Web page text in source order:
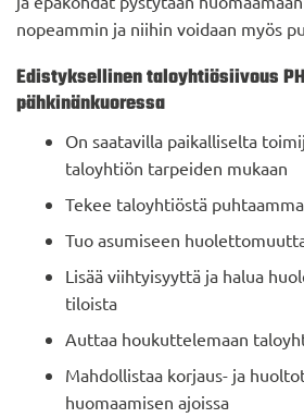
nopeammin ja niihin voidaan myös
Edistyksellinen taloyhtiösiivous
pähkinänkuoressa
On saatavilla paikalliselta
taloyhtiön tarpeiden mukaan
Tekee taloyhtiöstä
Tuo asumiseen
Lisää viihtyisyyttä ja halua
tiloista
Auttaa houkuttelemaan
Mahdollistaa korjaus- ja
huomaamisen ajoissa